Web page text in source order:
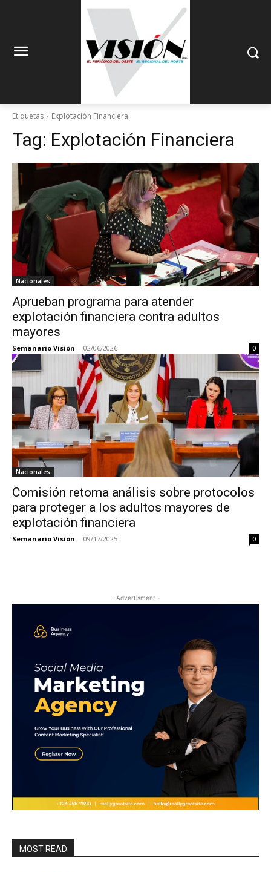
Etiquetas Explotación Financiera
Tag: Explotación Financiera
Nacionales
Aprueban programa para atender
explotación financiera contra adultos
mayores
Semanario Visión - 02/06/2026 0
Nacionales
Comisión retoma análisis sobre protocolos
para proteger a los adultos mayores de
explotación financiera
Semanario Visión - 09/17/2025 0
- Advertisment -
MOST READ